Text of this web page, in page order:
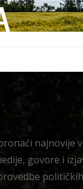
najnovije
govore i